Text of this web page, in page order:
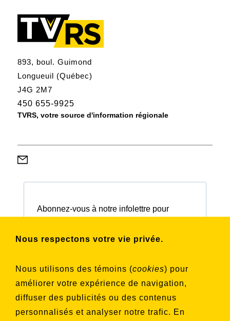
Nous respectons votre vie privée.
Nous utilisons des témoins (cookies) pour
améliorer votre expérience de navigation,
diffuser des publicités ou des contenus
personnalisés et analyser notre trafic. En
893, boul. Guimond
Longueuil (Québec)
J4G 2M7
450 655-9925
TVRS, votre source d'information régionale
Abonnez-vous à notre infolettre pour
souhaitez vous inscrire
Aucune liste sélectionnée
S'INSCRIRE